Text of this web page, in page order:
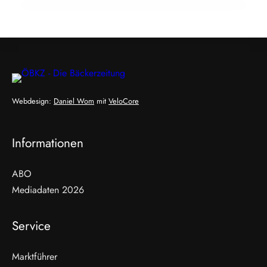
Webdesign: Daniel Wom mit VeloCore
Informationen
ABO
Mediadaten 2026
Service
Marktführer